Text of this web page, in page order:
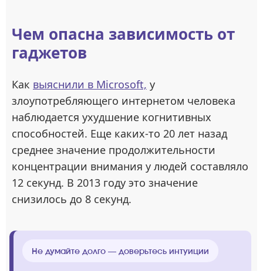
Чем опасна зависимость от
гаджетов
Как выяснили в Microsoft, у
злоупотребляющего интернетом человека
наблюдается ухудшение когнитивных
способностей. Еще каких-то 20 лет назад
среднее значение продолжительности
концентрации внимания у людей составляло
12 секунд. В 2013 году это значение
снизилось до 8 секунд.
Не думайте долго — доверьтесь интуиции